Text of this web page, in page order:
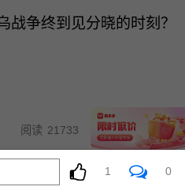
战争终到见分晓的时刻？
阅读 21733 07-31
扫海湾：沙科之后谁会是
1 0